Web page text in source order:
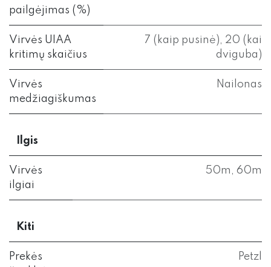
pailgėjimas (%)
Virvės UIAA
kritimų skaičius
7 (kaip pusinė), 20 (kai
dviguba)
Virvės
medžiagiškumas
Nailonas
Ilgis
Virvės
ilgiai
50m 60m
Kiti
Prekės
Petzl